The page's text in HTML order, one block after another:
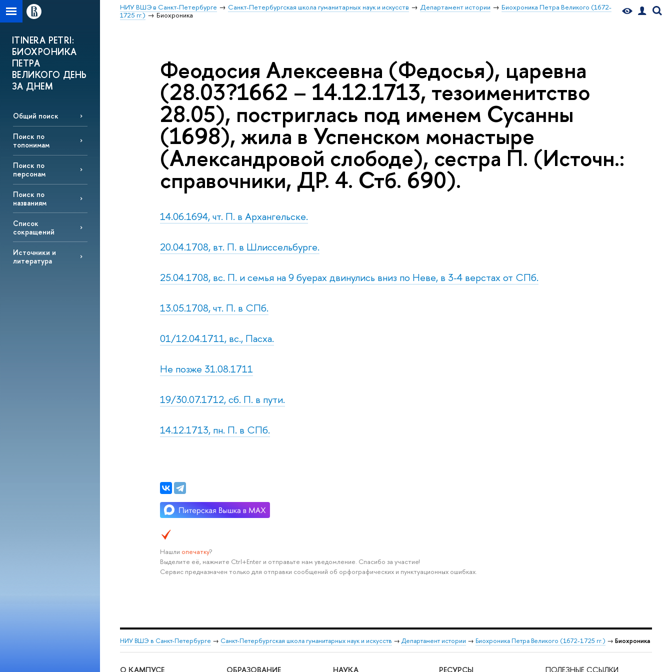
НИУ ВШЭ в Санкт-Петербурге Санкт-Петербургская школа гуманитарных наук и искусств Департамент истории
Биохроника Петра Великого (1672-
1725 гг.)
Биохроника
ITINERA PETRI:
БИОХРОНИКА
ПЕТРА
ВЕЛИКОГО ДЕНЬ
ЗА ДНЕМ
Общий поиск
Поиск по
топонимам
Поиск по
персонам
Поиск по
названиям
Список
сокращений
Источники и
литература
Феодосия Алексеевна (Федосья), царевна
(28.03?1662 – 14.12.1713, тезоименитство
28.05), постриглась под именем Сусанны
(1698), жила в Успенском монастыре
(Александровой слободе), сестра П. (Источн.:
справочники, ДР. 4. Стб. 690).
14.06.1694, чт. П. в Архангельске.
20.04.1708, вт. П. в Шлиссельбурге.
25.04.1708, вс. П. и семья на 9 буерах двинулись вниз по Неве, в 3-4 верстах от СПб.
13.05.1708, чт. П. в СПб.
01/12.04.1711, вс., Пасха.
Не позже 31.08.1711
19/30.07.1712, сб. П. в пути.
14.12.1713, пн. П. в СПб.
Нашли опечатку?
Выделите её, нажмите Ctrl+Enter и отправьте нам уведомление. Спасибо за участие!
Сервис предназначен только для отправки сообщений об орфографических и пунктуационных ошибках.
НИУ ВШЭ в Санкт-Петербурге → Санкт-Петербургская школа гуманитарных наук и искусств → Департамент истории → Биохроника Петра Великого (1672-1725 гг.) → Биохроника
О КАМПУСЕ ОБРАЗОВАНИЕ НАУКА РЕСУРСЫ ПОЛЕЗНЫЕ ССЫЛКИ